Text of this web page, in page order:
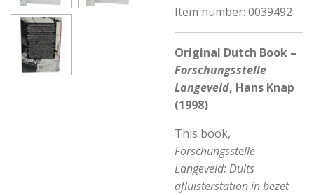
Item number: 0039492
Original Dutch Book –
Forschungsstelle
Langeveld, Hans Knap
(1998)
This book,
Forschungsstelle
Langeveld: Duits
afluisterstation in bezet